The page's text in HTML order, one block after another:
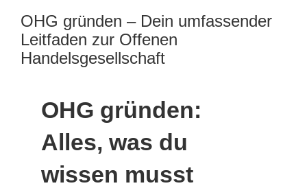
OHG gründen – Dein umfassender
Leitfaden zur Offenen
Handelsgesellschaft
OHG gründen:
Alles, was du
wissen musst